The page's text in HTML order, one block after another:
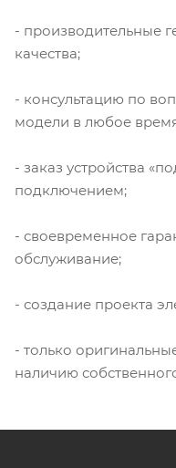
- производительные
качества;
- консультацию по
модели в любое
- заказ устройства
подключением;
- своевременное
обслуживание;
- создание проекта
- только
наличию